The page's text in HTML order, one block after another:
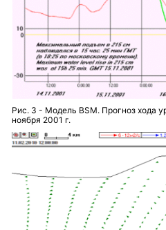
Рис. 3 - Модель ВSM. Прогноз хода
ноября 2001 г.